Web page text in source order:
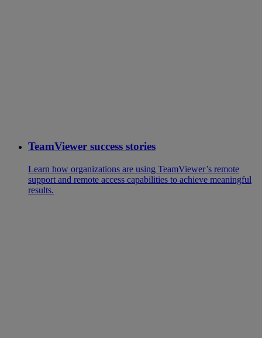
TeamViewer success stories
Learn how organizations are using TeamViewer’s remote
support and remote access capabilities to achieve meaningful
results.